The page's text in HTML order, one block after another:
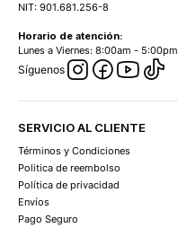
NIT: 901.681.256-8
Horario de atención:
Lunes a Viernes: 8:00am -
Síguenos
SERVICIO AL CLIENTE
Términos y Condiciones
Politica de reembolso
Política de privacidad
Envíos
Pago Seguro